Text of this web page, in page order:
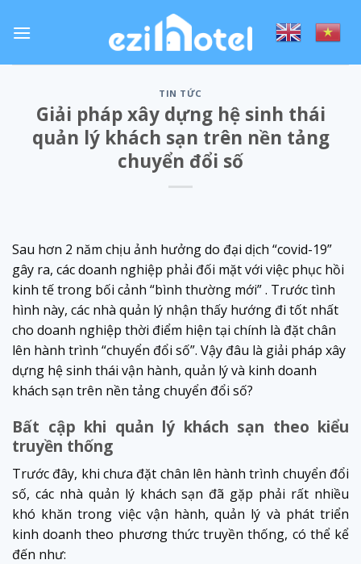
TIN TỨC
Giải pháp xây dựng hệ sinh thái
quản lý khách sạn trên nền tảng
chuyển đổi số
Sau hơn 2 năm chịu ảnh hưởng do đại dịch “covid-19”
gây ra, các doanh nghiệp phải đối mặt với việc phục hồi
kinh tế trong bối cảnh “bình thường mới” . Trước tình
hình này, các nhà quản lý nhận thấy hướng đi tốt nhất
cho doanh nghiệp thời điểm hiện tại chính là đặt chân
lên hành trình “chuyển đổi số”. Vậy đâu là giải pháp xây
dựng hệ sinh thái vận hành, quản lý và kinh doanh
khách sạn trên nền tảng chuyển đổi số?
Bất cập khi quản lý khách sạn theo kiểu
truyền thống
Trước đây, khi chưa đặt chân lên hành trình chuyển đổi
số, các nhà quản lý khách sạn đã gặp phải rất nhiều
khó khăn trong việc vận hành, quản lý và phát triển
kinh doanh theo phương thức truyền thống, có thể kể
đến như: